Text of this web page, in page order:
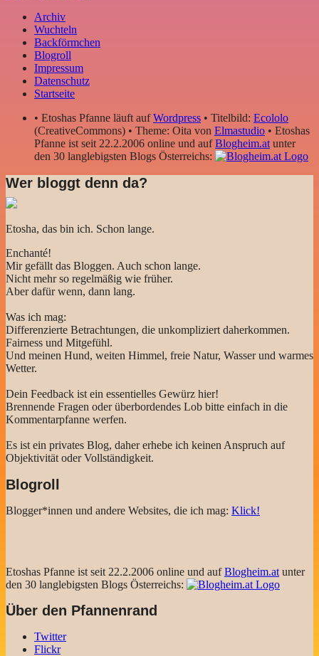
Archiv
Wuchteln
Backförmchen
Blogroll
Impressum
Datenschutz
Startseite
• Etoshas Pfanne läuft aufWordpress • Titelbild: Ecololo
(CreativeCommons) • Theme: Oita von Elmastudio • Etoshas
Pfanne ist seit 22.2.2006 online und aufBlogheim.atunter
den 30 langlebigsten Blogs Österreichs:
Wer bloggt denn da?
Etosha, das bin ich. Schon lange.
Enchanté!
Mir gefällt das Bloggen. Auch schon lange.
Nicht mehr so regelmäßig wie früher.
Aber dafür wenn, dann lang.
Was ich mag:
Differenzierte Betrachtungen, die unkompliziert daherkommen.
Fairness und Mitgefühl.
Und meinen Hund, weiten Himmel, freie Natur, Wasser und warmes
Wetter.
Dein Feedback ist ein essentielles Gewürz hier!
Brennende Fragen oder überbordendes Lob bitte einfach in die
Kommentarpfanne werfen.
Es ist ein privates Blog, daher erhebe ich keinen Anspruch auf
Objektivität oder Vollständigkeit.
Blogroll
Blogger*innen und andere Websites, die ich mag: Klick!
Etoshas Pfanne ist seit 22.2.2006 online und aufBlogheim.at unter
den 30 langlebigsten Blogs Österreichs:
Über den Pfannenrand
Twitter
Flickr